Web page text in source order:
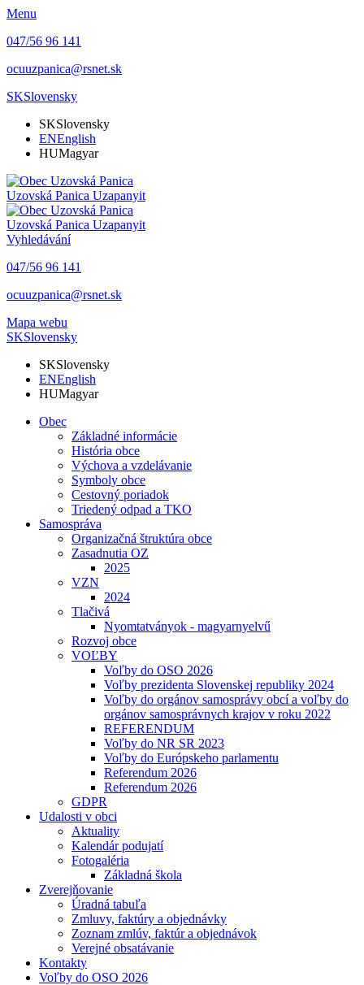
Menu
047/56 96 141
ocuuzpanica@rsnet.sk
SKSlovensky
SKSlovensky
ENEnglish
HUMagyar
Uzovská Panica Uzapanyit
Uzovská Panica Uzapanyit
Vyhledávání
047/56 96 141
ocuuzpanica@rsnet.sk
Mapa webu
SKSlovensky
SKSlovensky
ENEnglish
HUMagyar
Obec
Základné informácie
História obce
Výchova a vzdelávanie
Symboly obce
Cestovný poriadok
Triedený odpad a TKO
Samospráva
Organizačná štruktúra obce
Zasadnutia OZ
2025
VZN
2024
Tlačivá
Nyomtatványok - magyarnyelvű
Rozvoj obce
VOĽBY
Voľby do OSO 2026
Voľby prezidenta Slovenskej republiky 2024
Voľby do orgánov samosprávy obcí a voľby do
orgánov samosprávnych krajov v roku 2022
REFERENDUM
Voľby do NR SR 2023
Voľby do Európskeho parlamentu
Referendum 2026
Referendum 2026
GDPR
Udalosti v obci
Aktuality
Kalendár podujatí
Fotogaléria
Základná škola
Zverejňovanie
Úradná tabuľa
Zmluvy, faktúry a objednávky
Zoznam zmlúv, faktúr a objednávok
Verejné obsatávanie
Kontakty
Voľby do OSO 2026